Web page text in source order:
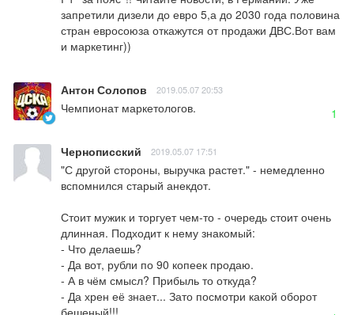
запретили дизели до евро 5,а до 2030 года половина
стран евросоюза откажутся от продажи ДВС.Вот вам
и маркетинг))
Антон Солопов 2019.05.07 20:53
Чемпионат маркетологов. 1
Чернописский 2019.05.07 17:51
"С другой стороны, выручка растет." - немедленно
вспомнился старый анекдот.
Стоит мужик и торгует чем-то - очередь стоит очень
длинная. Подходит к нему знакомый:
- Что делаешь?
- Да вот, рубли по 90 копеек продаю.
- А в чём смысл? Прибыль то откуда?
- Да хрен её знает... Зато посмотри какой оборот
бешеный!!!